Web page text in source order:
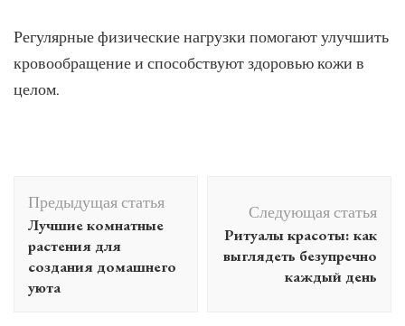
Регулярные физические нагрузки помогают улучшить
кровообращение и способствуют здоровью кожи в
целом.
по
записям
Предыдущая статья
Лучшие комнатные
растения для
создания домашнего
уюта
Следующая статья
Ритуалы красоты: как
выглядеть безупречно
каждый день